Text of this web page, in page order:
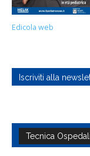
Edicola web
Iscriviti alla
Tecnica